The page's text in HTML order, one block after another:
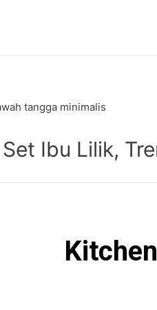
Ibu Lilik,